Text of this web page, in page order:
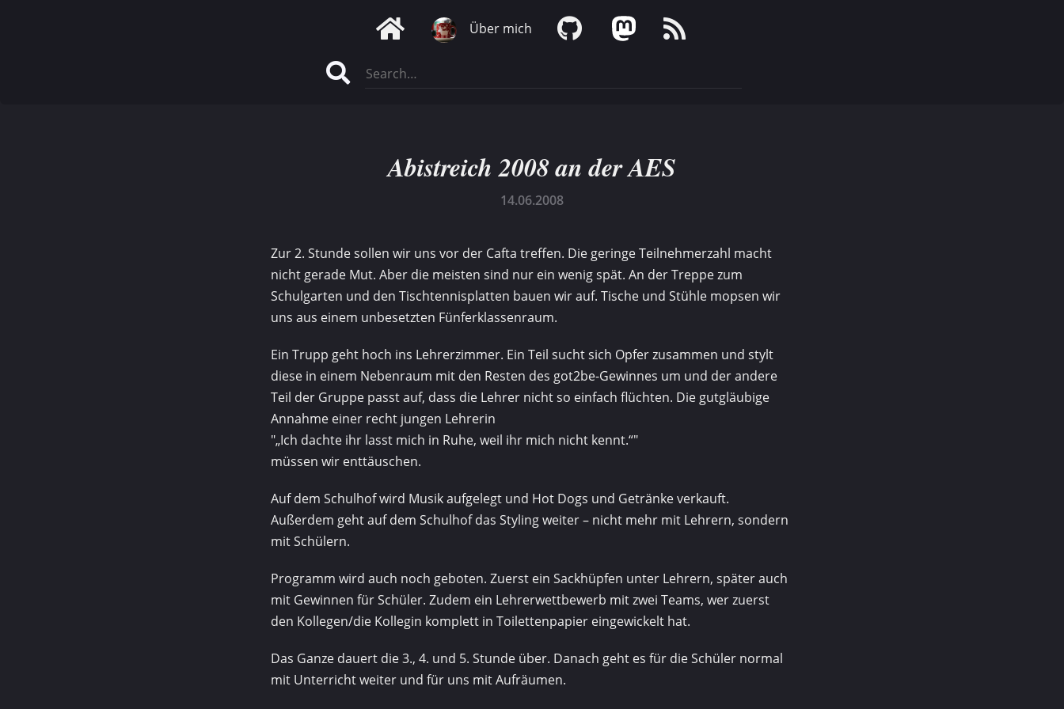
Über mich
Abistreich 2008 an der AES
14.06.2008
Zur 2. Stunde sollen wir uns vor der Cafta treffen. Die geringe Teilnehmerzahl macht
nicht gerade Mut. Aber die meisten sind nur ein wenig spät. An der Treppe zum
Schulgarten und den Tischtennisplatten bauen wir auf. Tische und Stühle mopsen wir
uns aus einem unbesetzten Fünferklassenraum.
Ein Trupp geht hoch ins Lehrerzimmer. Ein Teil sucht sich Opfer zusammen und stylt
diese in einem Nebenraum mit den Resten des got2be-Gewinnes um und der andere
Teil der Gruppe passt auf, dass die Lehrer nicht so einfach flüchten. Die gutgläubige
Annahme einer recht jungen Lehrerin
„Ich dachte ihr lasst mich in Ruhe, weil ihr mich nicht kennt.“
müssen wir enttäuschen.
Auf dem Schulhof wird Musik aufgelegt und Hot Dogs und Getränke verkauft.
Außerdem geht auf dem Schulhof das Styling weiter – nicht mehr mit Lehrern, sondern
mit Schülern.
Programm wird auch noch geboten. Zuerst ein Sackhüpfen unter Lehrern, später auch
mit Gewinnen für Schüler. Zudem ein Lehrerwettbewerb mit zwei Teams, wer zuerst
den Kollegen/die Kollegin komplett in Toilettenpapier eingewickelt hat.
Das Ganze dauert die 3., 4. und 5. Stunde über. Danach geht es für die Schüler normal
mit Unterricht weiter und für uns mit Aufräumen.